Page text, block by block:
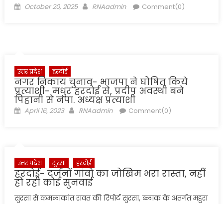
Posted
October 20, 2025 Author
RNAadmin Comment(0)
उत्तर प्रदेश हरदोई
नगर निकाय चुनाव- भाजपा ने घोषित किये
प्रत्याशी- मधुर हरदोई से, प्रदीप अवस्थी बने
पिहानी से नपा. अध्यक्ष प्रत्याशी
Posted
April 16, 2023 Author
RNAadmin Comment(0)
उत्तर प्रदेश सुरसा हरदोई
हरदोई- दर्जनों गांवो का जोखिम भरा रास्ता, नहीं
हो रही कोई सुनवाई
सुरसा से कमलाकांत रावत की रिपोर्ट सुरसा, ब्लाक के अंतर्गत महुरा